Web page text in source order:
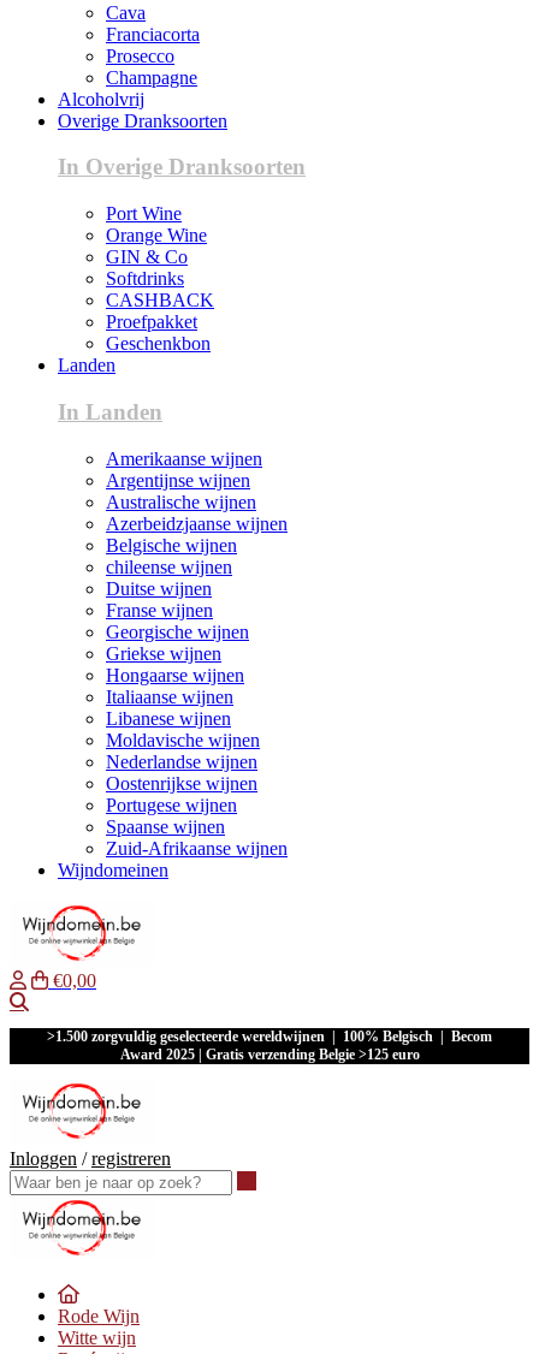
Cava
Franciacorta
Prosecco
Champagne
Alcoholvrij
Overige Dranksoorten
In Overige Dranksoorten
Port Wine
Orange Wine
GIN & Co
Softdrinks
CASHBACK
Proefpakket
Geschenkbon
Landen
In Landen
Amerikaanse wijnen
Argentijnse wijnen
Australische wijnen
Azerbeidzjaanse wijnen
Belgische wijnen
chileense wijnen
Duitse wijnen
Franse wijnen
Georgische wijnen
Griekse wijnen
Hongaarse wijnen
Italiaanse wijnen
Libanese wijnen
Moldavische wijnen
Nederlandse wijnen
Oostenrijkse wijnen
Portugese wijnen
Spaanse wijnen
Zuid-Afrikaanse wijnen
Wijndomeinen
€0,00
>1.500 zorgvuldig geselecteerde wereldwijnen | 100% Belgisch | Becom
Award 2025 | Gratis verzending Belgie >125 euro
Inloggen /registreren
Rode Wijn
Witte wijn